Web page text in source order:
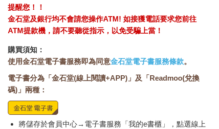
23.5 年，女性為28.4 年），如果再扣除到目前為止的5 年，還剩
21 年之久。韓國統計廳曾於2021 年公布一項數據，上班族在工
作最久的職場上平均待了15 年又2 個月，由此來看，當前正是最
適合開啟第二人生的時代。壽命延長提供了人們絕佳的機會，可
以在晚年繼續發揮個人的能力和興趣。
唯有身心處於年輕的狀態，內在能力充滿，才有可能展開第二人
二人生從事的活動，不僅是強化內在能力的手段，也是維持生命
目標與成就感的手段。反之，如果一個人身心狀態早衰，那麼年
紀再怎麼輕，財富再怎麼多，這段時間都將在病懨懨的狀態中度
過。維持健康的身心狀態，是讓第二人生過得精彩的必要條件，
也是我將在這本書中深入探討的議題。在這當中，廣泛涉及了運
提醒您！！
金石堂及銀行均不會請您操作ATM! 如接獲電話要求您前往
ATM提款機，請不要聽從指示，以免受騙上當！
購買須知：
使用金石堂電子書服務即為同意金石堂電子書服務條款。
電子書分為「金石堂(線上閱讀+APP)」及「Readmoo(兌換
碼)」兩種：
將儲存於會員中心→電子書服務「我的e書櫃」，點選線上